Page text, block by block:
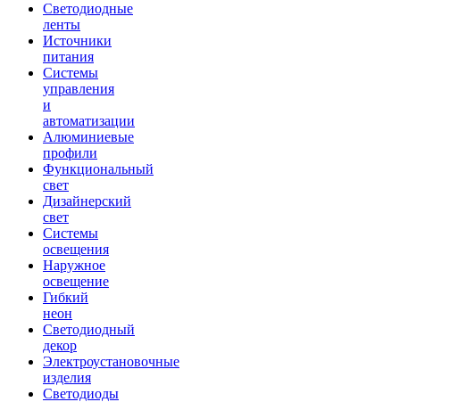
Светодиодные
ленты
Источники
питания
Системы
управления
и
автоматизации
Алюминиевые
профили
Функциональный
свет
Дизайнерский
свет
Системы
освещения
Наружное
освещение
Гибкий
неон
Светодиодный
декор
Электроустановочные
изделия
Светодиоды